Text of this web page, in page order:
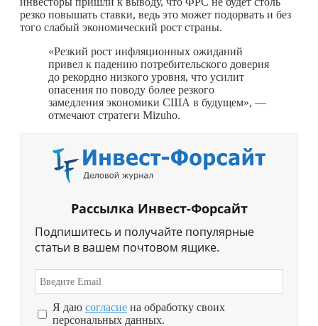
резко повышать ставки, ведь это может подорвать и без
того слабый экономический рост страны.
«Резкий рост инфляционных ожиданий
привел к падению потребительского доверия
до рекордно низкого уровня, что усилит
опасения по поводу более резкого
замедления экономики США в будущем», —
отмечают стратеги Mizuho.
Рассылка Инвест-Форсайт
Подпишитесь и получайте популярные
статьи в вашем почтовом ящике.
Я даю согласие на обработку своих
персональных данных.